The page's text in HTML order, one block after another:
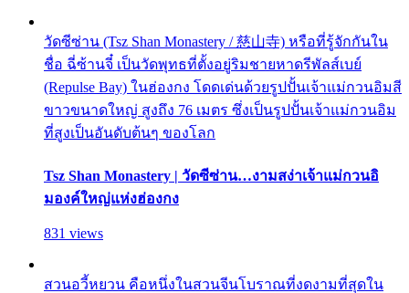
วัดซีซ่าน (Tsz Shan Monastery / 慈山寺) หรือที่รู้จักกันใน
ชื่อ ฉี่ซ้านจี๋ เป็นวัดพุทธที่ตั้งอยู่ริมชายหาดรีพัลส์เบย์
(Repulse Bay) ในฮ่องกง โดดเด่นด้วยรูปปั้นเจ้าแม่กวนอิมสี
ขาวขนาดใหญ่ สูงถึง 76 เมตร ซึ่งเป็นรูปปั้นเจ้าแม่กวนอิม
ที่สูงเป็นอันดับต้นๆ ของโลก
Tsz Shan Monastery | วัดซีซ่าน…งามสง่าเจ้าแม่กวนอิ
มองค์ใหญ่แห่งฮ่องกง
831 views
สวนอวี้หยวน คือหนึ่งในสวนจีนโบราณที่งดงามที่สุดใน